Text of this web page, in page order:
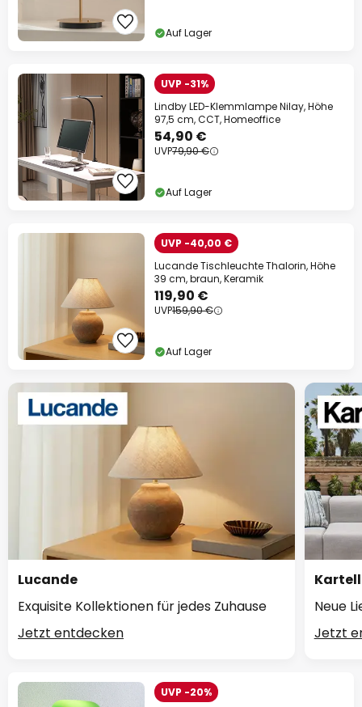
Auf Lager
UVP -31%
Lindby LED-Klemmlampe Nilay, Höhe
97,5 cm, CCT, Homeoffice
54,90 €
UVP79,90 €
Auf Lager
UVP -40,00 €
Lucande Tischleuchte Thalorin, Höhe
39 cm, braun, Keramik
119,90 €
UVP159,90 €
Auf Lager
Lucande
Exquisite Kollektionen für jedes Zuhause
Jetzt entdecken
Kartell
Neue
Jetzt
UVP -20%